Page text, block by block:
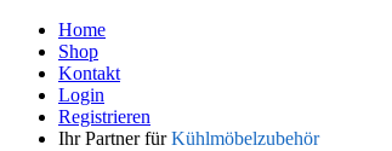
Home
Shop
Kontakt
Login
Registrieren
Ihr Partner fürKühlmöbelzubehör